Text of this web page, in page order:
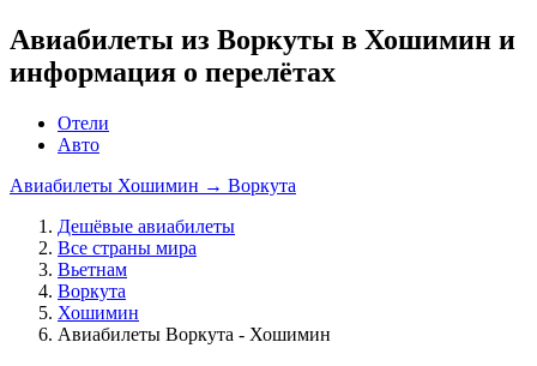
Авиабилеты из Воркуты в Хошимин и
информация о перелётах
Отели
Авто
Авиабилеты Хошимин → Воркута
Дешёвые авиабилеты
Все страны мира
Вьетнам
Воркута
Хошимин
Авиабилеты Воркута - Хошимин